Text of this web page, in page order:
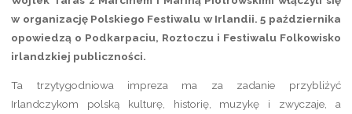
w organizację Polskiego Festiwalu w Irlandii. 5 października
opowiedzą o Podkarpaciu, Roztoczu i Festiwalu Folkowisko
irlandzkiej publiczności.
Ta trzytygodniowa impreza ma za zadanie przybliżyć
Irlandczykom polską kulturę, historię, muzykę i zwyczaje, a